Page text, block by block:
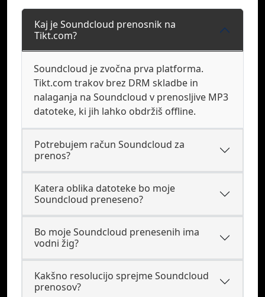
Kaj je Soundcloud prenosnik na
Tikt.com?
Soundcloud je zvočna prva platforma.
Tikt.com trakov brez DRM skladbe in
nalaganja na Soundcloud v prenosljive MP3
datoteke, ki jih lahko obdržiš offline.
Potrebujem račun Soundcloud za
prenos?
Katera oblika datoteke bo moje
Soundcloud preneseno?
Bo moje Soundcloud prenesenih ima
vodni žig?
Kakšno resolucijo sprejme Soundcloud
prenosov?